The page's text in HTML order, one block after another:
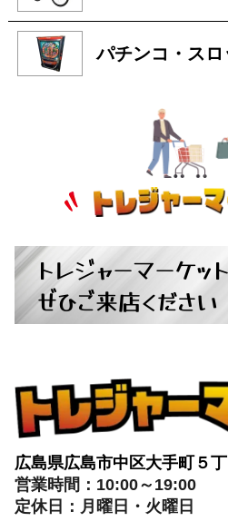
パチンコ・スロ
トレジャーマーケッ
ぜひご来店ください
広島県広島市中区大手町５
営業時間：10:00～19:00
定休日：月曜日・火曜日